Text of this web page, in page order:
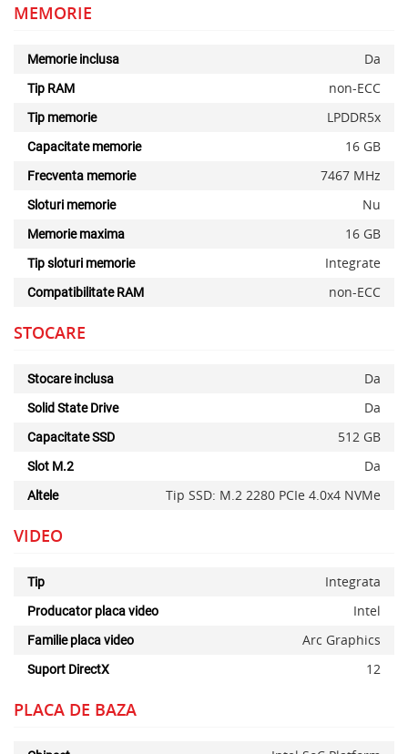
MEMORIE
Memorie inclusa Da
Tip RAM non-ECC
Tip memorie LPDDR5x
Capacitate memorie 16 GB
Frecventa memorie 7467 MHz
Sloturi memorie Nu
Memorie maxima 16 GB
Tip sloturi memorie Integrate
Compatibilitate RAM non-ECC
STOCARE
Stocare inclusa Da
Solid State Drive Da
Capacitate SSD 512 GB
Slot M.2 Da
Altele Tip SSD: M.2 2280 PCIe 4.0x4 NVMe
VIDEO
Tip Integrata
Producator placa video Intel
Familie placa video Arc Graphics
Suport DirectX 12
PLACA DE BAZA